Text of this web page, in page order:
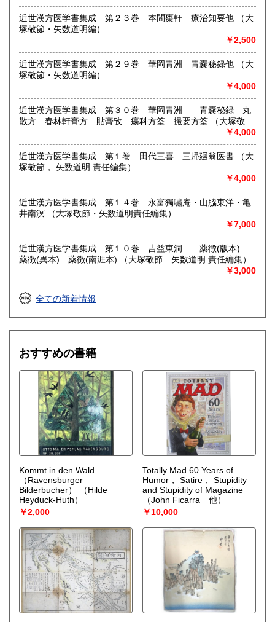
近世漢方医学書集成 第２３巻 本間棗軒 療治知要他 （大
塚敬節・矢数道明編）
￥2,500
近世漢方医学書集成 第２９巻 華岡青洲 青嚢秘録他 （大
塚敬節・矢数道明編）
￥4,000
近世漢方医学書集成 第３０巻 華岡青洲 青嚢秘録 丸
散方 春林軒膏方 貼膏攷 瘍科方筌 撮要方筌 （大塚敬
￥4,000
近世漢方医学書集成 第１巻 田代三喜 三帰廻翁医書 （大
塚敬節， 矢数道明 責任編集）
￥4,000
近世漢方医学書集成 第１４巻 永富獨嘯庵・山脇東洋・亀
井南溟 （大塚敬節・矢数道明責任編集）
￥7,000
近世漢方医学書集成 第１０巻 吉益東洞 薬徴(版本)
薬徴(異本) 薬徴(南涯本) （大塚敬節 矢数道明 責任編集）
￥3,000
全ての新着情報
おすすめの書籍
Kommt in den Wald
（Ravensburger
Bilderbucher）
（Hilde
Heyduck-Huth）
￥2,000
Totally Mad 60 Years of
Humor， Satire， Stupidity
and Stupidity of Magazine
（John Ficarra 他）
￥10,000